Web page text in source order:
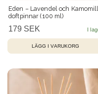
Eden – Lavendel och Kamomill,
doftpinnar (100 ml)
179 SEK